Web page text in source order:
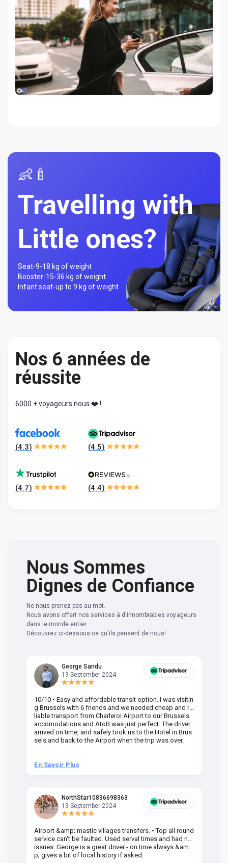
👶🍼
Travelling with
Little ones?
Seat-9-18 kg of weight
Booster-15-36 kg of weight
Infant seat-up to 9 kg of weight
Nos 6 années de
réussite
6000 + voyageurs nous ❤️ !
(4.3) (4.5)
(4.7) (4.4)
Nous Sommes
Dignes de Confiance
Ne nous prenez pas au mot.
Nous avons offert nos services à d'innombrables voyageurs
dans le monde entier.
Découvrez ci-dessous ce qu'ils pensent de nous!
George Sandu
19 September 2024
10/10 • Easy and affordable transit option. I was visitin
g Brussels with 6 friends and we needed cheap and re
liable transport from Charleroi Airport to our Brussels
accomodations and AtoB was just perfect. The driver
arrived on time, and safely took us to the Hotel in Brus
sels and back to the Airport when the trip was over.
En Savoir Plus
NorthStar10836698363
13 September 2024
Airport &amp; mastic villages transfers. • Top all round
service can't be faulted. Used serval times and had no
issues. George is a great driver - on time always &am
p; gives a bit of local history if asked.